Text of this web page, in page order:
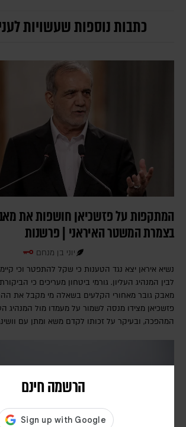
הרשמה חינם
כתבות נוספות שעשויות
המתקפות על פזשכיאן חושפות את
בצמרת המשטר האיראני | פרשנות
יוני בן מנחם
נשיא איראן יצא נגד הטענות כי שקל להתפטר וכי
לבין המנהיג העליון. גורמי ביטחון מעריכים כי
מאבק גובר מאחורי הקלעים בשאלה מי מקבל את
פזשכיאן מצידו מנסה לשמור על מעמדו מול המנהיג
המהפכה, ובעיקר על זכותו לקדם משא ומתן עם